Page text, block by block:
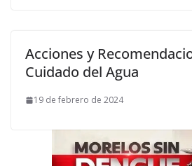
Acciones y
Cuidado del Agua
19 de febrero de 2024